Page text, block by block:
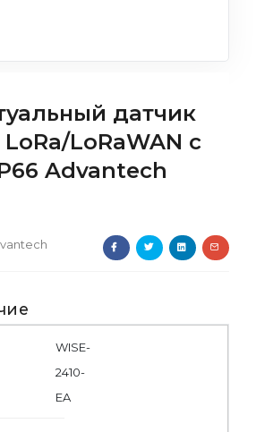
датчик
LoRaWAN с
Advantech
WISE-
2410-
EA